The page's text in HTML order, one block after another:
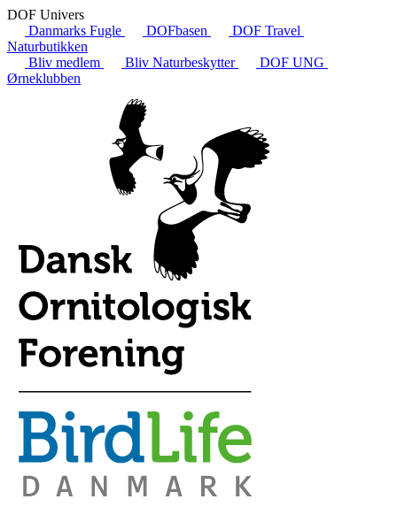
DOF Univers
Danmarks Fugle
DOFbasen
DOF Travel
Naturbutikken
Bliv medlem
Bliv Naturbeskytter
DOF UNG
Ørneklubben